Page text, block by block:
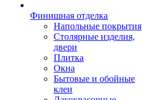
Финишная отделка
Напольные покрытия
Столярные изделия,
двери
Плитка
Окна
Бытовые и обойные
клеи